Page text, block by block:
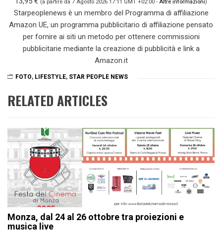
(a partire da 7 Agosto 2026 17:11 GMT +02:00 - Altre informazioni)
Starpeoplenews è un membro del Programma di affiliazione
Amazon UE, un programma pubblicitario di affiliazione pensato
per fornire ai siti un metodo per ottenere commissioni
pubblicitarie mediante la creazione di pubblicità e link a
Amazon.it
FOTO, LIFESTYLE, STAR PEOPLE NEWS
RELATED ARTICLES
Monza, dal 24 al 26 ottobre tra proiezioni e
musica live